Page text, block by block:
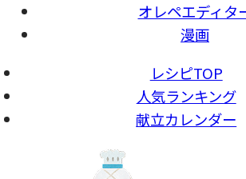
オレペエディタ
漫画
レシピTOP
人気ランキング
献立カレンダー